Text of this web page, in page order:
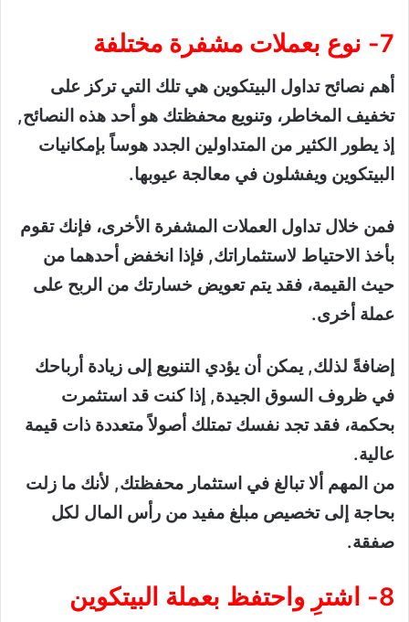
7- نوع بعملات مشفرة مختلفة
أهم نصائح تداول البيتكوين هي تلك التي تركز على
تخفيف المخاطر، وتنويع محفظتك هو أحد هذه النصائح,
إذ يطور الكثير من المتداولين الجدد هوساً بإمكانيات
البيتكوين ويفشلون في معالجة عيوبها.
فمن خلال تداول العملات المشفرة الأخرى، فإنك تقوم
بأخذ الاحتياط لاستثماراتك, فإذا انخفض أحدهما من
حيث القيمة، فقد يتم تعويض خسارتك من الربح على
عملة أخرى.
إضافةً لذلك, يمكن أن يؤدي التنويع إلى زيادة أرباحك
في ظروف السوق الجيدة, إذا كنت قد استثمرت
بحكمة، فقد تجد نفسك تمتلك أصولاً متعددة ذات قيمة
عالية.
من المهم ألا تبالغ في استثمار محفظتك, لأنك ما زلت
بحاجة إلى تخصيص مبلغ مفيد من رأس المال لكل
صفقة.
8- اشترِ واحتفظ بعملة البيتكوين